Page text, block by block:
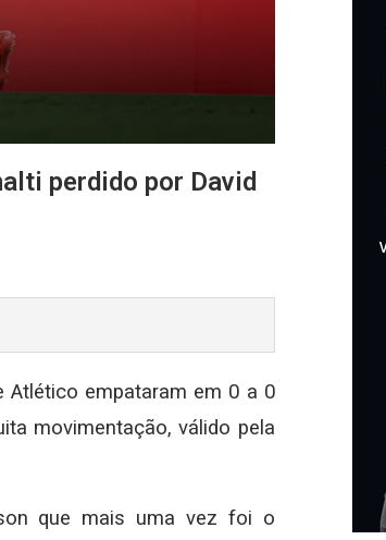
perdido por David
Atlético empataram em 0 a 0
movimentação, válido pela
que mais uma vez foi o